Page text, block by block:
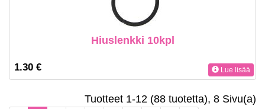
Hiuslenkki 10kpl
1.30 € Lue lisää
Tuotteet 1-12 (88 tuotetta), 8 Sivu(a)